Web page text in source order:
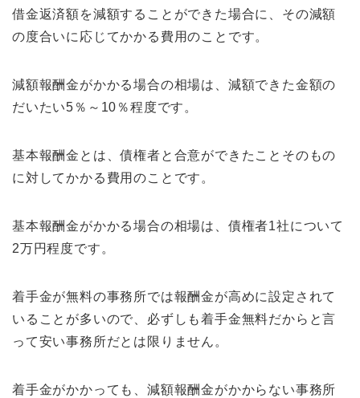
借金返済額を減額することができた場合に、その減額
の度合いに応じてかかる費用のことです。
減額報酬金がかかる場合の相場は、減額できた金額の
だいたい5％～10％程度です。
基本報酬金とは、債権者と合意ができたことそのもの
に対してかかる費用のことです。
基本報酬金がかかる場合の相場は、債権者1社について
2万円程度です。
着手金が無料の事務所では報酬金が高めに設定されて
いることが多いので、必ずしも着手金無料だからと言
って安い事務所だとは限りません。
着手金がかかっても、減額報酬金がかからない事務所